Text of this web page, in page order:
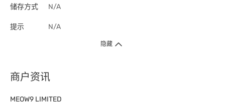
储存方式 N/A
提示 N/A
隐藏
商户资讯
MEOW9 LIMITED